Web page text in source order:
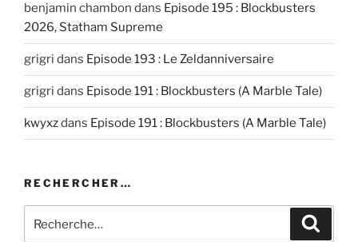
benjamin chambon dans Episode 195 : Blockbusters
2026, Statham Supreme
grigri dans Episode 193 : Le Zeldanniversaire
grigri dans Episode 191 : Blockbusters (A Marble Tale)
kwyxzdans Episode 191 : Blockbusters (A Marble Tale)
RECHERCHER…
pour